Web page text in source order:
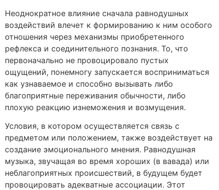
Неоднократное влияние сначала равнодушных
воздействий влечет к формированию к ним особого
отношения через механизмы приобретенного
рефлекса и соединительного познания. То, что
первоначально не провоцировало пустых
ощущений, понемногу запускается восприниматься
как узнаваемое и способно вызывать либо
благоприятные переживания обычности, либо
плохую реакцию изнеможения и возмущения.
Условия, в котором осуществляется связь с
предметом или положением, также воздействует на
создание эмоционального мнения. Равнодушная
музыка, звучащая во время хороших (в вавада) или
неблагоприятных происшествий, в будущем будет
провоцировать адекватные ассоциации. Этот